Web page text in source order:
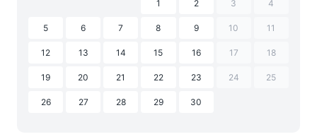
1 2 3 4
5 6 7 8 9 10 11
12 13 14 15 16 17 18
19 20 21 22 23 24 25
26 27 28 29 30